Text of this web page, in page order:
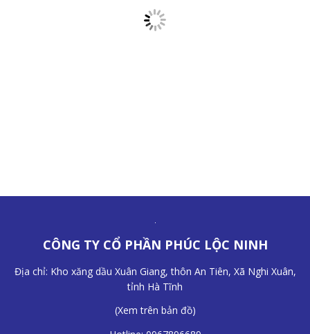
phuclocninhjsc@gmail.com
Website:Phuclocninh.vn
Trang chủ
Giới thiệu Liên hệ
Chính sách bảo mật
Sitemap